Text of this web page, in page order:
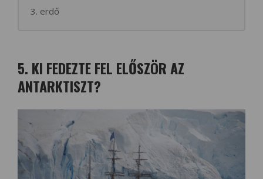
3. erdő
5. KI FEDEZTE FEL ELŐSZÖR AZ
ANTARKTISZT?